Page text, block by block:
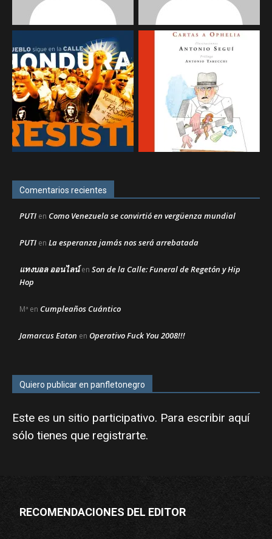
Comentarios recientes
PUTI en Como Venezuela se convirtió en vergüenza mundial
PUTI en La esperanza jamás nos será arrebatada
แทงบอล ออนไลน์en Son de la Calle: Funeral de Regetón y Hip
Hop
Mª en Cumpleaños Cuántico
Jamarcus Eaton en Operativo Fuck You 2008!!!
Quiero publicar en panfletonegro
Este es un sitio participativo. Para escribir aquí
sólo tienes que registrarte.
RECOMENDACIONES DEL EDITOR